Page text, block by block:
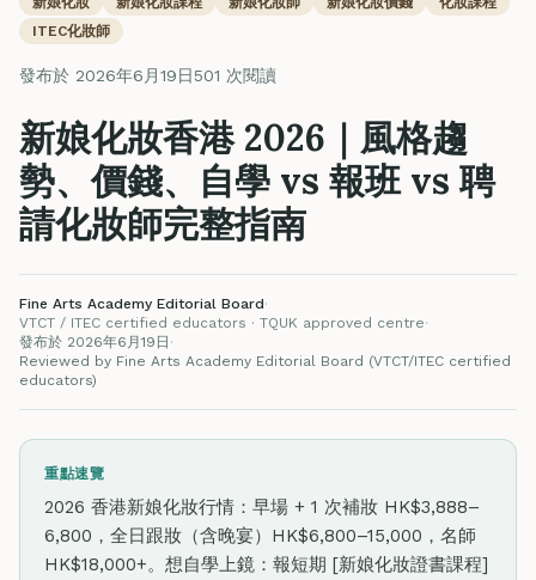
ITEC化妝師
發布於 2026年6月19日501 次閱讀
新娘化妝香港 2026｜風格趨
勢、價錢、自學 vs 報班 vs 聘
請化妝師完整指南
Fine Arts Academy Editorial Board·
VTCT / ITEC certified educators · TQUK approved centre·
發布於 2026年6月19日 ·
Reviewed by Fine Arts Academy Editorial Board (VTCT/ITEC certified
educators)
重點速覽
2026 香港新娘化妝行情：早場 + 1 次補妝 HK$3,888–
6,800，全日跟妝（含晚宴）HK$6,800–15,000，名師
HK$18,000+。想自學上鏡：報短期 [新娘化妝證書課程]